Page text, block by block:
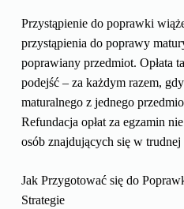
Przystąpienie do poprawki
przystąpienia do poprawy
poprawiany przedmiot. Opłata
podejść – za każdym razem,
maturalnego z jednego
Refundacja opłat za egzamin
osób znajdujących się w
Jak Przygotować się do
Strategie